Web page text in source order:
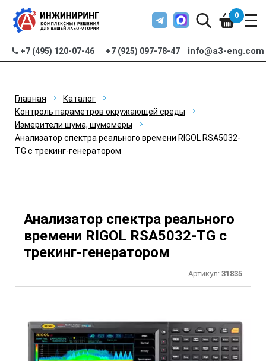
+7 (495) 120-07-46 +7 (925) 097-78-47 info@a3-eng.com
0
Главная
Каталог
Контроль параметров окружающей среды
Измерители шума, шумомеры
Анализатор спектра реального времени RIGOL RSA5032-
TG с трекинг-генератором
Анализатор спектра реального
времени RIGOL RSA5032-TG с
трекинг-генератором
Артикул: 31835